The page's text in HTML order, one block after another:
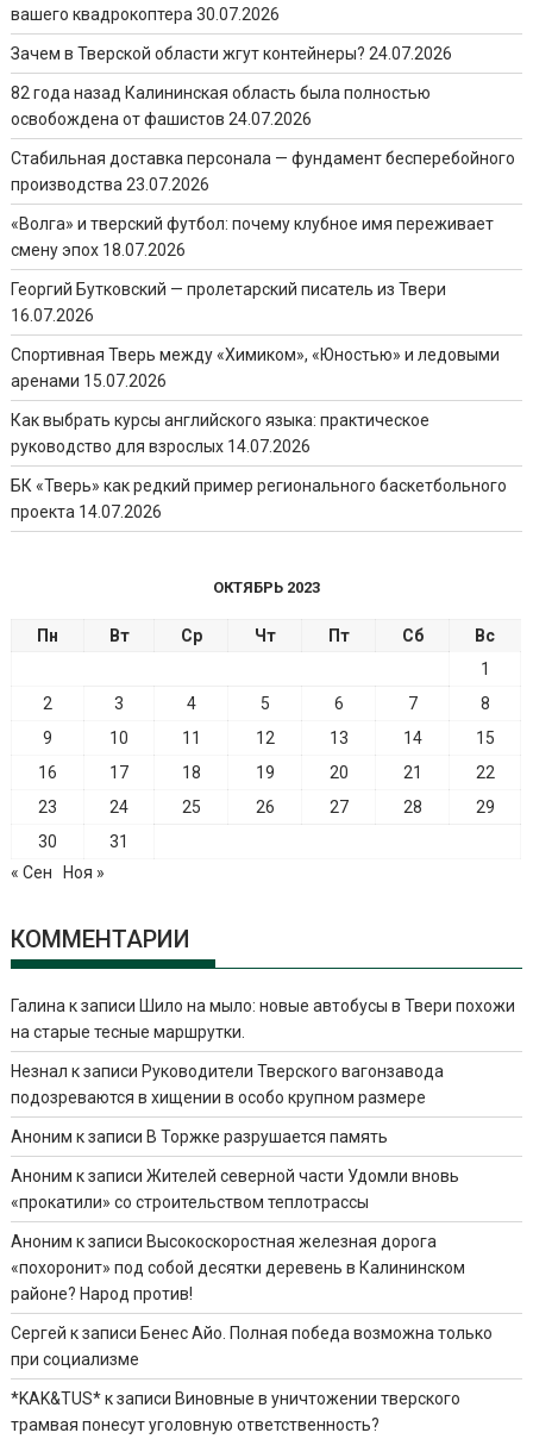
вашего квадрокоптера 30.07.2026
Зачем в Тверской области жгут контейнеры? 24.07.2026
82 года назад Калининская область была полностью
освобождена от фашистов 24.07.2026
Стабильная доставка персонала — фундамент бесперебойного
производства 23.07.2026
«Волга» и тверский футбол: почему клубное имя переживает
смену эпох 18.07.2026
Георгий Бутковский — пролетарский писатель из Твери
16.07.2026
Спортивная Тверь между «Химиком», «Юностью» и ледовыми
аренами 15.07.2026
Как выбрать курсы английского языка: практическое
руководство для взрослых 14.07.2026
БК «Тверь» как редкий пример регионального баскетбольного
проекта 14.07.2026
ОКТЯБРЬ 2023
Пн Вт Ср Чт Пт Сб
Вс
1
2
3 4 5 6 7
8
9
10 11 12 13 14
15
16
17 18 19 20 21
22
23
24 25 26 27 28
29
30
31
« Сен
Ноя »
КОММЕНТАРИИ
Галинак записи Шило на мыло: новые автобусы в Твери похожи
на старые тесные маршрутки.
Незнал к записи Руководители Тверского вагонзавода
подозреваются в хищении в особо крупном размере
Аноним к записи В Торжке разрушается память
Аноним к записиЖителей северной части Удомли вновь
«прокатили» со строительством теплотрассы
Аноним к записи Высокоскоростная железная дорога
«похоронит» под собой десятки деревень в Калининском
районе? Народ против!
Сергей к записи Бенес Айо. Полная победа возможна только
при социализме
*KAK&TUS*к записи Виновные в уничтожении тверского
трамвая понесут уголовную ответственность?